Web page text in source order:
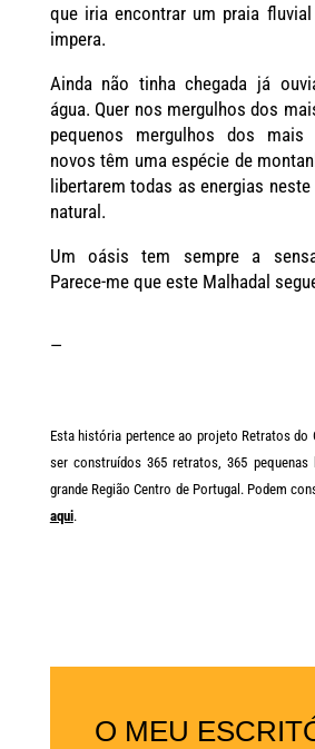
que iria encontrar um praia
impera.
Ainda não tinha chegada já
água. Quer nos mergulhos dos
pequenos mergulhos dos
novos têm uma espécie de
libertarem todas as energias
natural.
Um oásis tem sempre a
Parece-me que este Malhadal
—
Esta história pertence ao projeto Retratos do
ser construídos 365 retratos, 365
grande Região Centro de Portugal. Podem
aqui.
O MEU